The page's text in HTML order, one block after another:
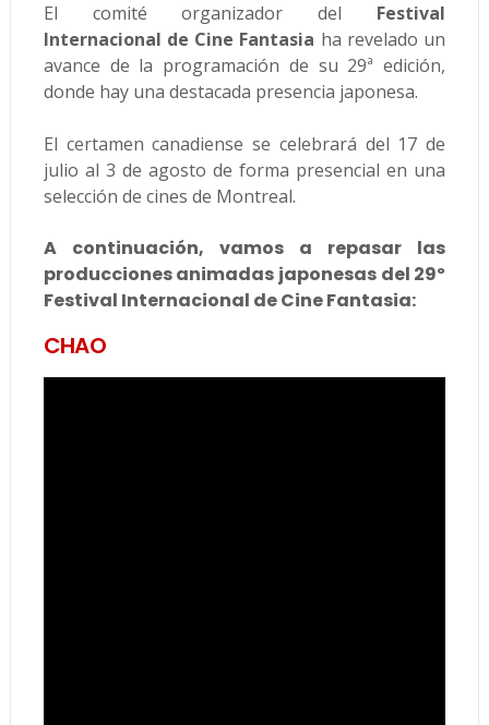
El comité organizador del Festival
Internacional de Cine Fantasia ha revelado un
avance de la programación de su 29ª edición,
donde hay una destacada presencia japonesa.
El certamen canadiense se celebrará del 17 de
julio al 3 de agosto de forma presencial en una
selección de cines de Montreal.
A continuación, vamos a repasar las
producciones animadas japonesas del 29º
Festival Internacional de Cine Fantasia:
CHAO